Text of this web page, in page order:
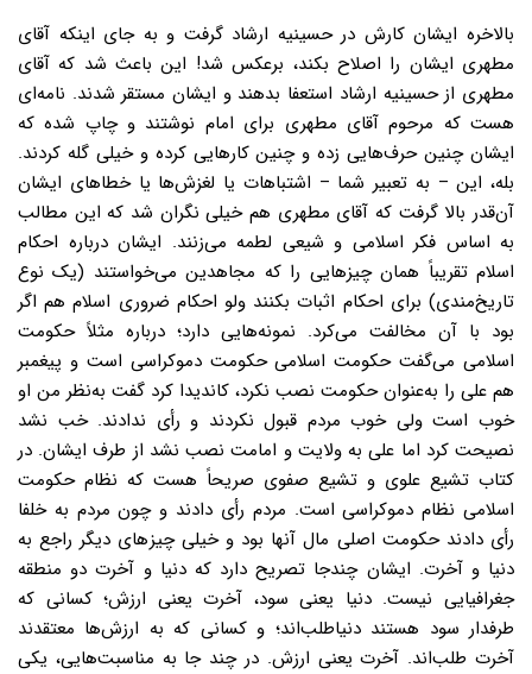
بالاخره ایشان کارش در حسینیه ارشاد گرفت و به جای اینکه آقای
مطهری ایشان را اصلاح بکند، برعکس شد! این باعث شد که آقای
مطهری از حسینیه ارشاد استعفا بدهند و ایشان مستقر شدند. نامه‌ای
هست که مرحوم آقای مطهری برای امام نوشتند و چاپ شده که
ایشان چنین حرف‌هایی زده و چنین کارهایی کرده و خیلی گله کردند.
بله، این – به تعبیر شما – اشتباهات یا لغزش‌ها یا خطاهای ایشان
آن‌قدر بالا گرفت که آقای مطهری هم خیلی نگران شد که این مطالب
به اساس فکر اسلامی و شیعی لطمه می‌زنند. ایشان درباره احکام
اسلام تقریباً همان چیزهایی را که مجاهدین می‌خواستند (یک نوع
تاریخ‌مندی) برای احکام اثبات بکنند ولو احکام ضروری اسلام هم اگر
بود با آن مخالفت می‌کرد. نمونه‌هایی دارد؛ درباره مثلاً حکومت
اسلامی می‌گفت حکومت اسلامی حکومت دموکراسی است و پیغمبر
هم علی را به‌عنوان حکومت نصب نکرد، کاندیدا کرد گفت به‌نظر من او
خوب است ولی خوب مردم قبول نکردند و رأی ندادند. خب نشد
نصیحت کرد اما علی به ولایت و امامت نصب نشد از طرف ایشان. در
کتاب تشیع علوی و تشیع صفوی صریحاً هست که نظام حکومت
اسلامی نظام دموکراسی است. مردم رأی دادند و چون مردم به خلفا
رأی دادند حکومت اصلی مال آنها بود و خیلی چیزهای دیگر راجع به
دنیا و آخرت. ایشان چندجا تصریح دارد که دنیا و آخرت دو منطقه
جغرافیایی نیست. دنیا یعنی سود، آخرت یعنی ارزش؛ کسانی که
طرفدار سود هستند دنیاطلب‌اند؛ و کسانی که به ارزش‌ها معتقدند
آخرت طلب‌اند. آخرت یعنی ارزش. در چند جا به مناسبت‌هایی، یکی